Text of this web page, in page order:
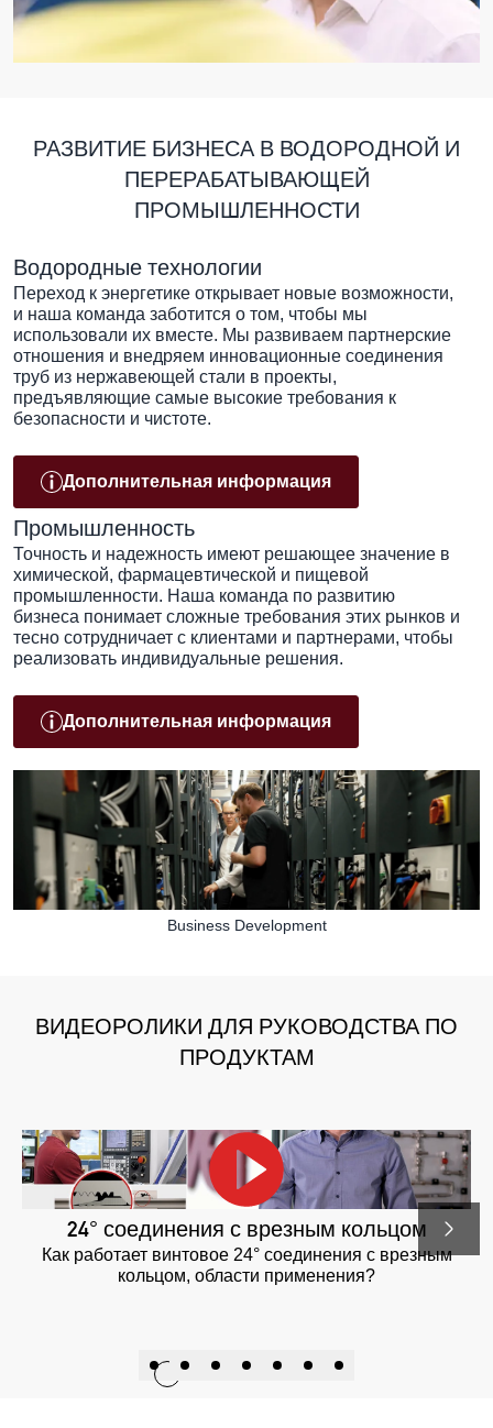
РАЗВИТИЕ БИЗНЕСА В ВОДОРОДНОЙ И
ПЕРЕРАБАТЫВАЮЩЕЙ
ПРОМЫШЛЕННОСТИ
Водородные технологии
Переход к энергетике открывает новые возможности,
и наша команда заботится о том, чтобы мы
использовали их вместе. Мы развиваем партнерские
отношения и внедряем инновационные соединения
труб из нержавеющей стали в проекты,
предъявляющие самые высокие требования к
безопасности и чистоте.
Дополнительная информация
Промышленность
Точность и надежность имеют решающее значение в
химической, фармацевтической и пищевой
промышленности. Наша команда по развитию
бизнеса понимает сложные требования этих рынков и
тесно сотрудничает с клиентами и партнерами, чтобы
реализовать индивидуальные решения.
Дополнительная информация
Business Development
ВИДЕОРОЛИКИ ДЛЯ РУКОВОДСТВА ПО
ПРОДУКТАМ
24° соединения с врезным кольцом
Как работает винтовое 24° соединения с врезным
кольцом, области применения?